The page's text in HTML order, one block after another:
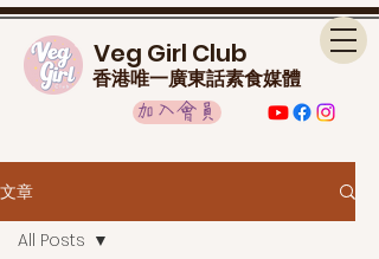
Veg Girl Club
香港唯一廣東話素食媒體
加入會員
文章
All Posts